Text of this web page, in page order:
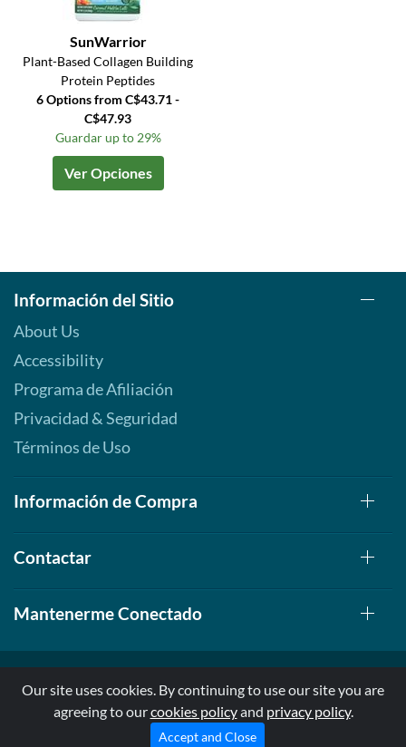
SunWarrior
Plant-Based Collagen Building
Protein Peptides
6 Options from C$43.71 -
C$47.93
Guardar up to 29%
Ver Opciones
Información del Sitio
About Us
Accessibility
Programa de Afiliación
Privacidad & Seguridad
Términos de Uso
Información de Compra
Contactar
Mantenerme Conectado
© 1999-2026, AllStarHealth.com | All Rights Reserved
* Estas declaraciones no han sido evaluadas por la FDA
Our site uses cookies. By continuing to use our site you are
agreeing to ourcookies policyand privacy policy.
Accept and Close